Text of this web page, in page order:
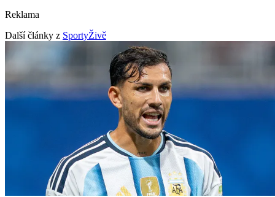
Reklama
Další články z SportyŽivě